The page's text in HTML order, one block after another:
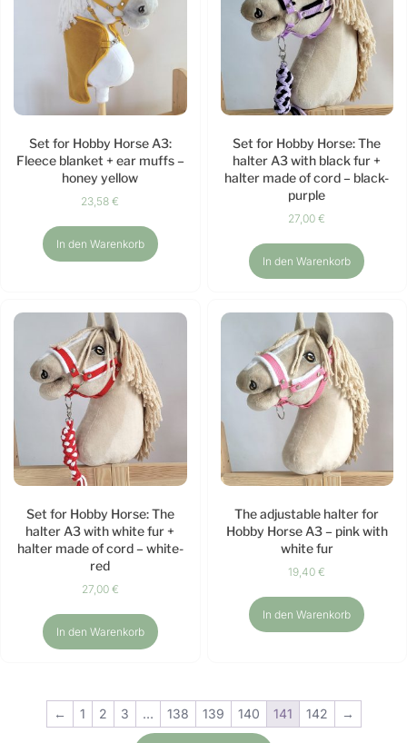
Set for Hobby Horse A3:
Fleece blanket + ear muffs –
honey yellow
23,58€
In den Warenkorb
Set for Hobby Horse: The
halter A3 with black fur +
halter made of cord – black-
purple
27,00€
In den Warenkorb
Set for Hobby Horse: The
halter A3 with white fur +
halter made of cord – white-
red
27,00 €
In den Warenkorb
The adjustable halter for
Hobby Horse A3 – pink with
white fur
19,40€
In den Warenkorb
← 1 2 3 … 138 139 140 141 142 →